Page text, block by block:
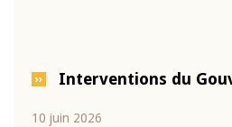
Interventions du
10 juin 2026